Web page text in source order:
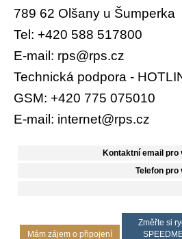
789 62 Olšany u Šumperka
Tel: +420 588 517800
E-mail: rps@rps.cz
Technická podpora -
GSM: +420 775 075010
E-mail: internet@rps.cz
Kontaktní email pro
Telefon pro
Mám zájem o připojení
Změřte si